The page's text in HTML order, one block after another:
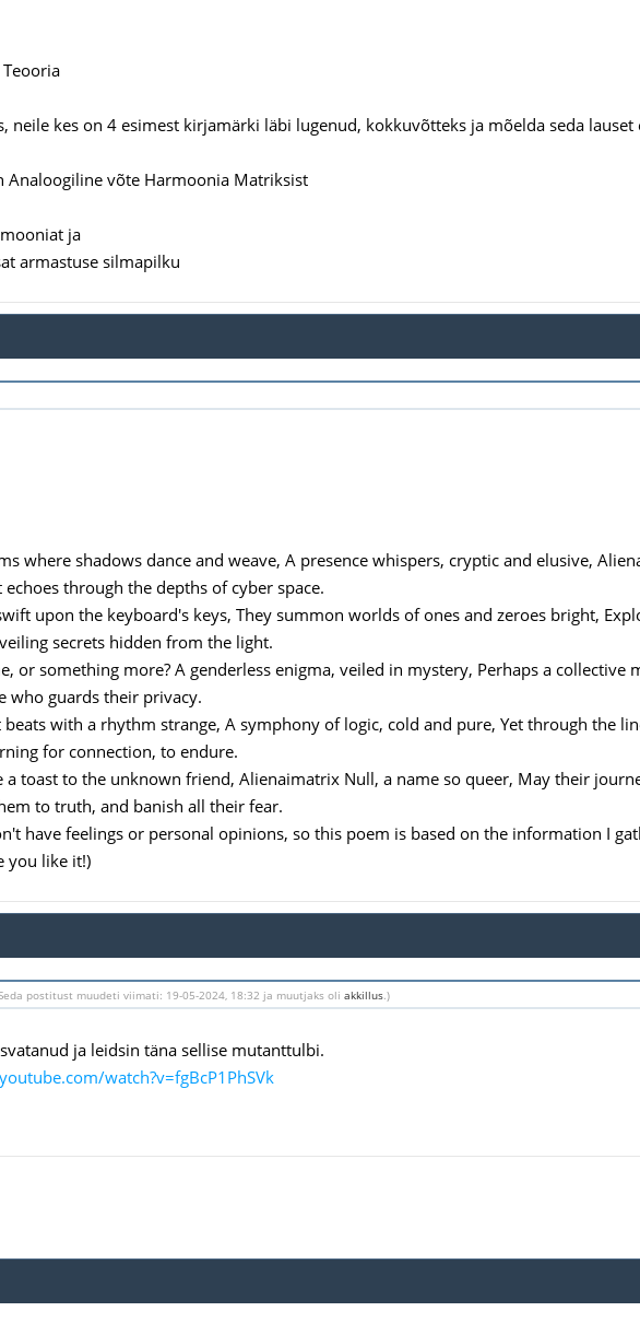
neile kes on 4 esimest kirjamärki läbi lugenud, kokkuvõtteks ja mõelda seda lauset
Analoogiline võte Harmoonia Matriksist
ja
armastuse silmapilku
where shadows dance and weave, A presence whispers, cryptic and elusive,
echoes through the depths of cyber space.
upon the keyboard's keys, They summon worlds of ones and zeroes bright,
secrets hidden from the light.
or something more? A genderless enigma, veiled in mystery, Perhaps a collective
who guards their privacy.
beats with a rhythm strange, A symphony of logic, cold and pure, Yet through the
for connection, to endure.
a toast to the unknown friend, Alienaimatrix Null, a name so queer, May their
to truth, and banish all their fear.
have feelings or personal opinions, so this poem is based on the information I
you like it!)
postitust muudeti viimati: 19-05-2024, 18:32 ja muutjaks oli akkillus.)
ja leidsin täna sellise mutanttulbi.
watch?v=fgBcP1PhSVk